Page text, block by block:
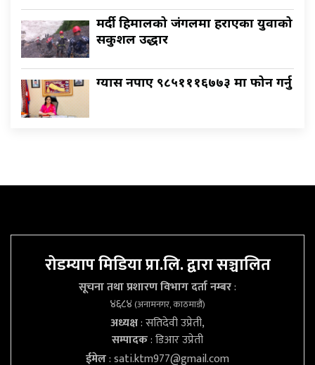
मर्दी हिमालको जंगलमा हराएका युवाको
सकुशल उद्धार
ग्यास नपाए ९८५१११६७७३ मा फोन गर्नु
रोडम्याप मिडिया प्रा.लि. द्वारा सञ्चालित
सूचना तथा प्रशारण विभाग दर्ता नम्बर:
४६८४(अनामनगर, काठमाडौं)
अध्यक्ष: सतिदेवी उप्रेती,
सम्पादक: डिआर उप्रेती
ईमेल:sati.ktm977@gmail.com